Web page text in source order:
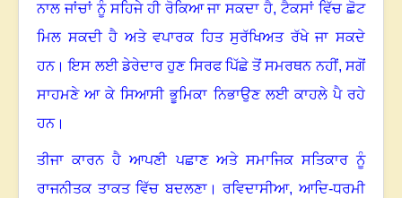
ਨਾਲ ਜਾਂਚਾਂ ਨੂੰ ਸਹਿਜੇ ਹੀ ਰੋਕਿਆ ਜਾ ਸਕਦਾ ਹੈ,ਟੈਕਸਾਂ ਵਿੱਚ ਛੋਟ
ਮਿਲ ਸਕਦੀ ਹੈ ਅਤੇ ਵਪਾਰਕ ਹਿਤ ਸੁਰੱਖਿਅਤ ਰੱਖੇ ਜਾ ਸਕਦੇ
ਹਨ। ਇਸ ਲਈ ਡੇਰੇਦਾਰ ਹੁਣ ਸਿਰਫ ਪਿੱਛੇ ਤੋਂ ਸਮਰਥਨ ਨਹੀਂ,ਸਗੋਂ
ਸਾਹਮਣੇ ਆ ਕੇ ਸਿਆਸੀ ਭੂਮਿਕਾ ਨਿਭਾਉਣ ਲਈ ਕਾਹਲੇ ਪੈ ਰਹੇ
ਹਨ।
ਤੀਜਾ ਕਾਰਨ ਹੈ ਆਪਣੀ ਪਛਾਣ ਅਤੇ ਸਮਾਜਿਕ ਸਤਿਕਾਰ ਨੂੰ
ਰਾਜਨੀਤਕ ਤਾਕਤ ਵਿੱਚ ਬਦਲਣਾ। ਰਵਿਦਾਸੀਆ,ਆਦਿ-ਧਰਮੀ